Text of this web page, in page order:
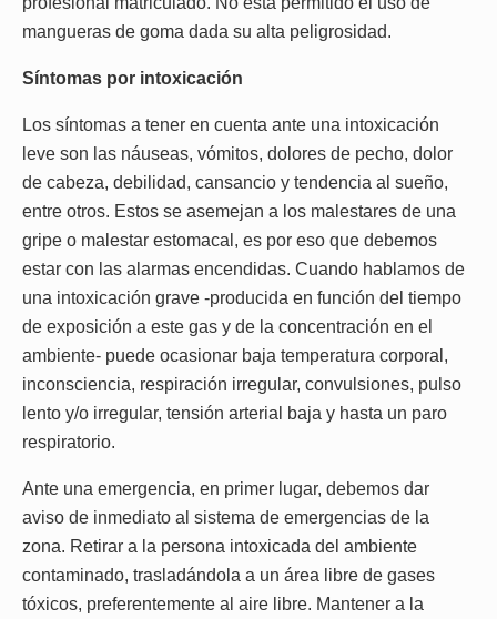
mangueras de goma dada su alta peligrosidad.
Síntomas por intoxicación
Los síntomas a tener en cuenta ante una intoxicación
leve son las náuseas, vómitos, dolores de pecho, dolor
de cabeza, debilidad, cansancio y tendencia al sueño,
entre otros. Estos se asemejan a los malestares de una
gripe o malestar estomacal, es por eso que debemos
estar con las alarmas encendidas. Cuando hablamos de
una intoxicación grave -producida en función del tiempo
de exposición a este gas y de la concentración en el
ambiente- puede ocasionar baja temperatura corporal,
inconsciencia, respiración irregular, convulsiones, pulso
lento y/o irregular, tensión arterial baja y hasta un paro
respiratorio.
Ante una emergencia, en primer lugar, debemos dar
aviso de inmediato al sistema de emergencias de la
zona. Retirar a la persona intoxicada del ambiente
contaminado, trasladándola a un área libre de gases
tóxicos, preferentemente al aire libre. Mantener a la